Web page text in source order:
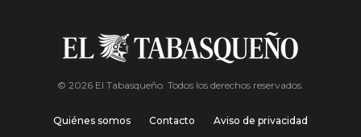
© 2026 El Tabasqueño. Todos los derechos reservados.
Quiénes somos Contacto Aviso de privacidad